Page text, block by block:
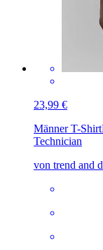
23,99 €
Männer T-Shirt
Technician
von trend and